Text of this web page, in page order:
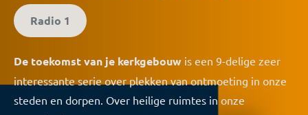
Radio 1
De toekomst van je kerkgebouw is een 9-delige zeer
interessante serie over plekken van ontmoeting in onze
steden en dorpen. Over heilige ruimtes in onze